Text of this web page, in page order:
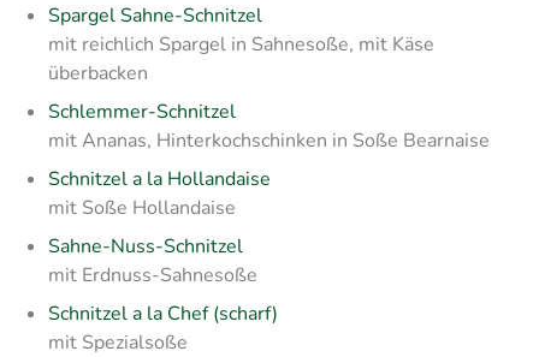
Spargel Sahne-Schnitzel
mit reichlich Spargel in Sahnesoße, mit Käse
überbacken
Schlemmer-Schnitzel
mit Ananas, Hinterkochschinken in Soße Bearnaise
Schnitzel a la Hollandaise
mit Soße Hollandaise
Sahne-Nuss-Schnitzel
mit Erdnuss-Sahnesoße
Schnitzel a la Chef (scharf)
mit Spezialsoße